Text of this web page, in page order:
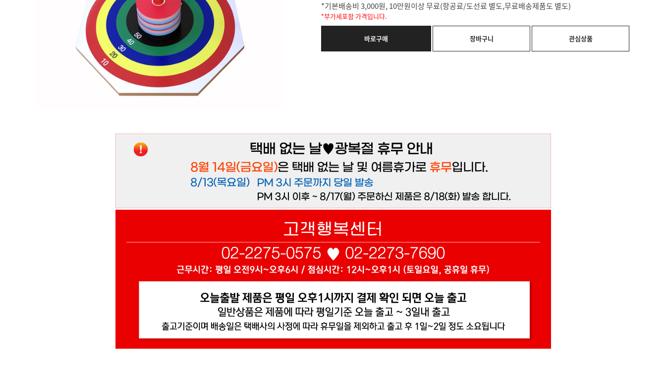
*기본배송비 3,000원, 10만원이상 무료(항공료/도선료 별도,무료배송제품도 별도)
*부가세포함 가격입니다.
바로구매 장바구니 관심상품